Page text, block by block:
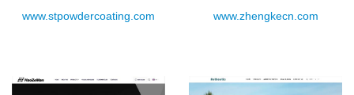
www.stpowdercoating.com www.zhengkecn.com